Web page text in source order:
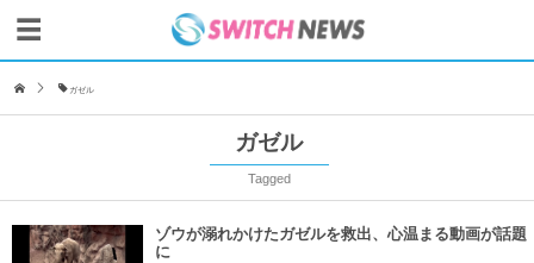
ガゼル
ガゼル
Tagged
ゾウが溺れかけたガゼルを救出、心温まる動画が話題
に